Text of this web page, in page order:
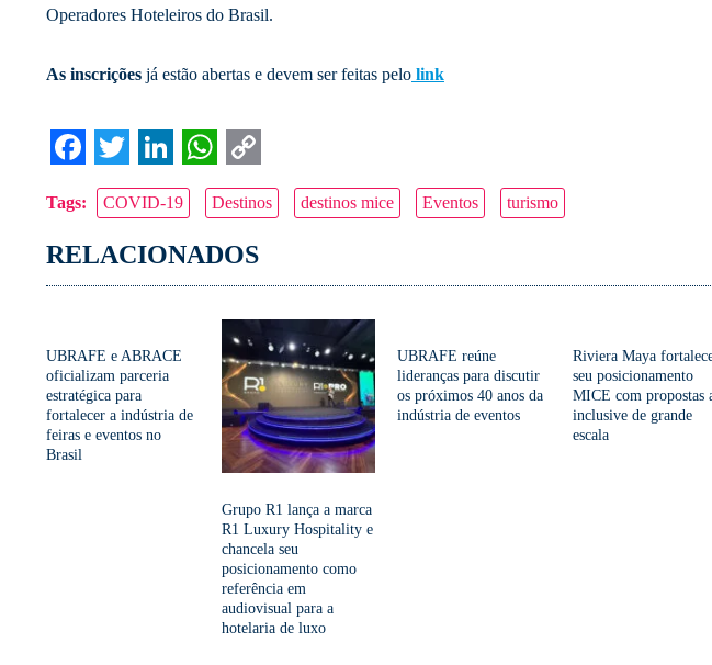
Operadores Hoteleiros do Brasil.
As inscrições já estão abertas e devem ser feitas pelo link
Facebook
Twitter
LinkedIn
WhatsApp
Copy
Link
Tags: COVID-19 Destinos destinos mice Eventos turismo
RELACIONADOS
UBRAFE e ABRACE
oficializam parceria
estratégica para
fortalecer a indústria de
feiras e eventos no
Brasil
Grupo R1 lança a marca
R1 Luxury Hospitality e
chancela seu
posicionamento como
referência em
audiovisual para a
hotelaria de luxo
UBRAFE reúne
lideranças para discutir
os próximos 40 anos da
indústria de eventos
Riviera Maya
seu posicionamento
MICE com propostas
inclusive de grande
escala